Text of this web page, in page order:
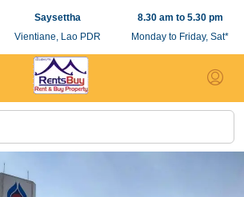
Saysettha
Vientiane, Lao PDR
8.30 am to 5.30 pm
Monday to Friday, Sat*